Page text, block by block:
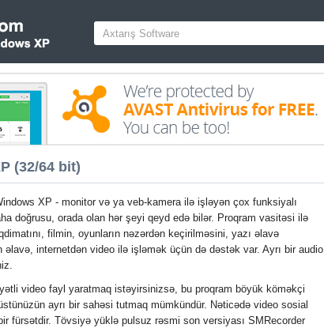
(32/64 bit)
XP - monitor və ya veb-kamera ilə işləyən çox funksiyalı
doğrusu, orada olan hər şeyi qeyd edə bilər. Proqram vasitəsi ilə
filmin, oyunların nəzərdən keçirilməsini, yazı əlavə
əlavə, internetdən video ilə işləmək üçün də dəstək var. Ayrı bir audio
video fayl yaratmaq istəyirsinizsə, bu proqram böyük köməkçi
ayrı bir sahəsi tutmaq mümkündür. Nəticədə video sosial
fürsətdir. Tövsiyə yüklə pulsuz rəsmi son versiyası SMRecorder